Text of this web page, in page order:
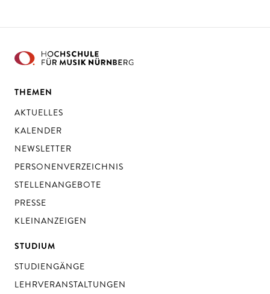
THEMEN
AKTUELLES
KALENDER
NEWSLETTER
PERSONENVERZEICHNIS
STELLENANGEBOTE
PRESSE
KLEINANZEIGEN
STUDIUM
STUDIENGÄNGE
LEHRVERANSTALTUNGEN